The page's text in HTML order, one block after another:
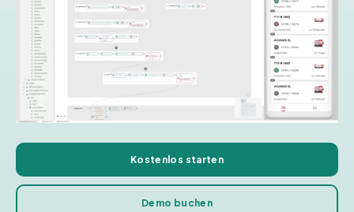
Kostenlos starten
Demo buchen